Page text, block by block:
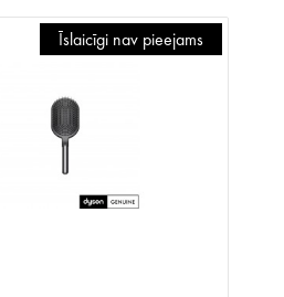
Īslaicīgi nav pieejams